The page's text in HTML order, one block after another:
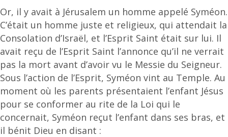
Or, il y avait à Jérusalem un homme appelé Syméon.
C’était un homme juste et religieux, qui attendait la
Consolation d’Israël, et l’Esprit Saint était sur lui. Il
avait reçu de l’Esprit Saint l’annonce qu’il ne verrait
pas la mort avant d’avoir vu le Messie du Seigneur.
Sous l’action de l’Esprit, Syméon vint au Temple. Au
moment où les parents présentaient l’enfant Jésus
pour se conformer au rite de la Loi qui le
concernait, Syméon reçut l’enfant dans ses bras, et
il bénit Dieu en disant :